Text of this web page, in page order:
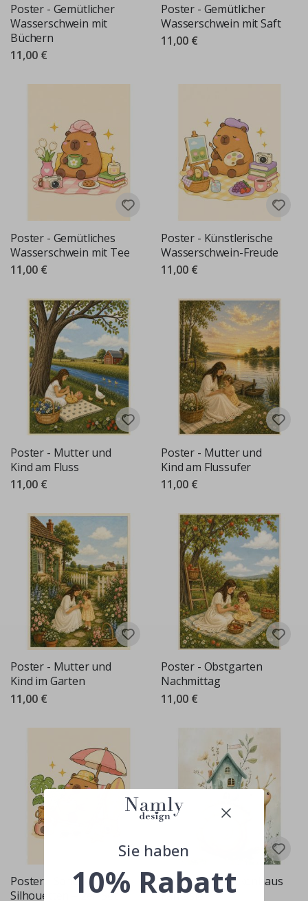
Poster - Gemütlicher
Wasserschwein mit
Büchern
11,00 €
Poster - Gemütlicher
Wasserschwein mit Saft
11,00 €
Poster - Gemütliches
Wasserschwein mit Tee
11,00 €
Poster - Künstlerische
Wasserschwein-Freude
11,00 €
Poster - Mutter und
Kind am Fluss
11,00 €
Poster - Mutter und
Kind am Flussufer
11,00 €
Poster - Mutter und
Kind im Garten
11,00 €
Poster - Obstgarten
Nachmittag
11,00 €
Poster - Sand &
Silhouetten – 2er-Set
Poster - Schneckenhaus
Fantasie
Sie haben
10% Rabatt